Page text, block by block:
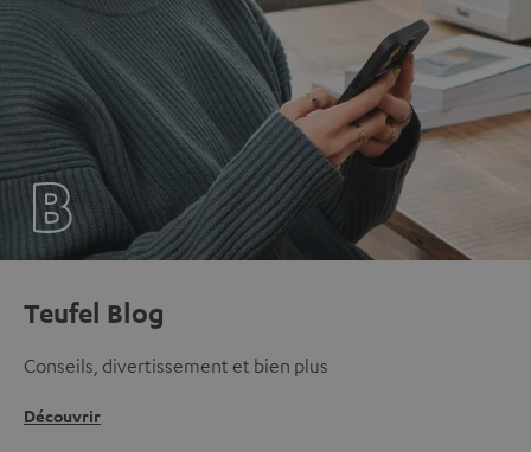
Teufel Blog
Conseils, divertissement et bien plus
Découvrir